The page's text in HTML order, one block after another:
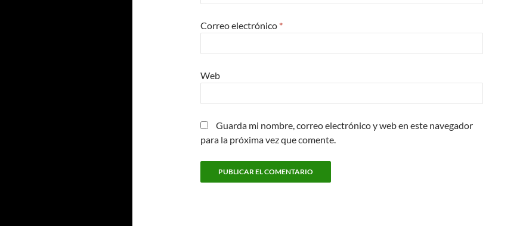
Correo electrónico *
Web
Guarda mi nombre, correo electrónico y web en este navegador
para la próxima vez que comente.